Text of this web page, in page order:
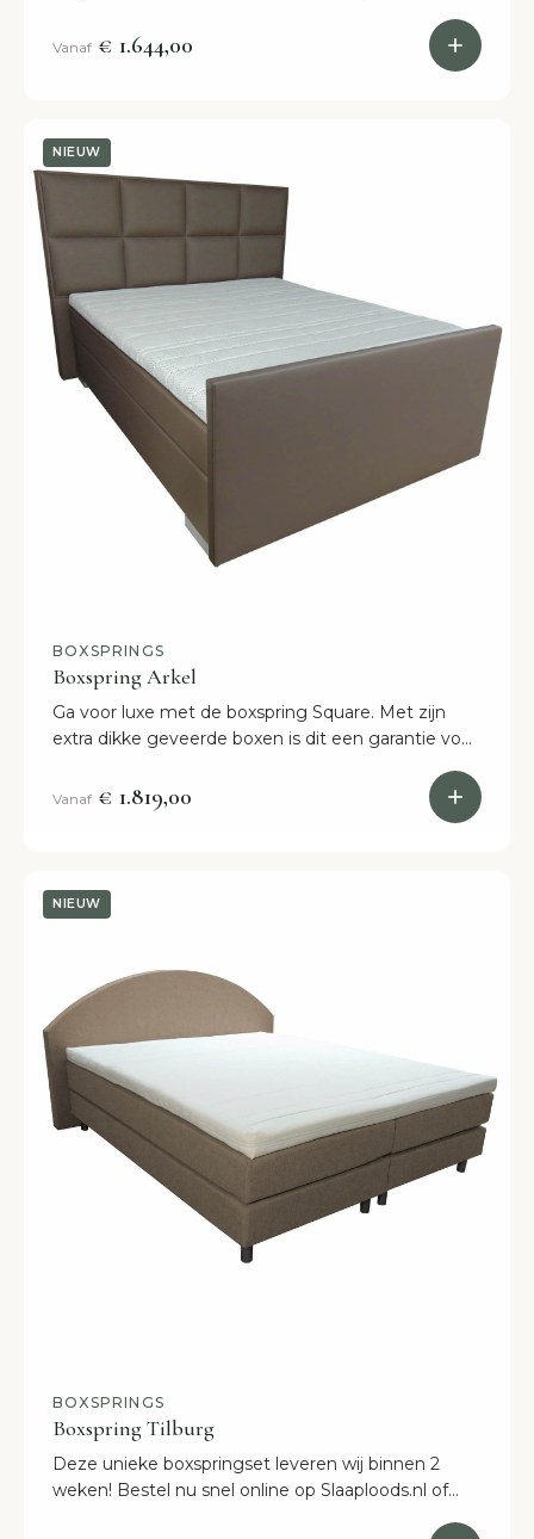
Vanaf € 1.644,00
NIEUW
BOXSPRINGS
Boxspring Arkel
Ga voor luxe met de boxspring Square. Met zijn
extra dikke geveerde boxen is dit een garantie voor
Vanaf € 1.819,00
NIEUW
BOXSPRINGS
Boxspring Tilburg
Deze unieke boxspringset leveren wij binnen 2
weken! Bestel nu snel online op Slaaploods.nl of